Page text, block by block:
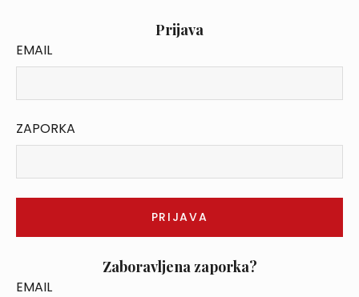
Prijava
EMAIL
ZAPORKA
Zaboravljena zaporka?
EMAIL